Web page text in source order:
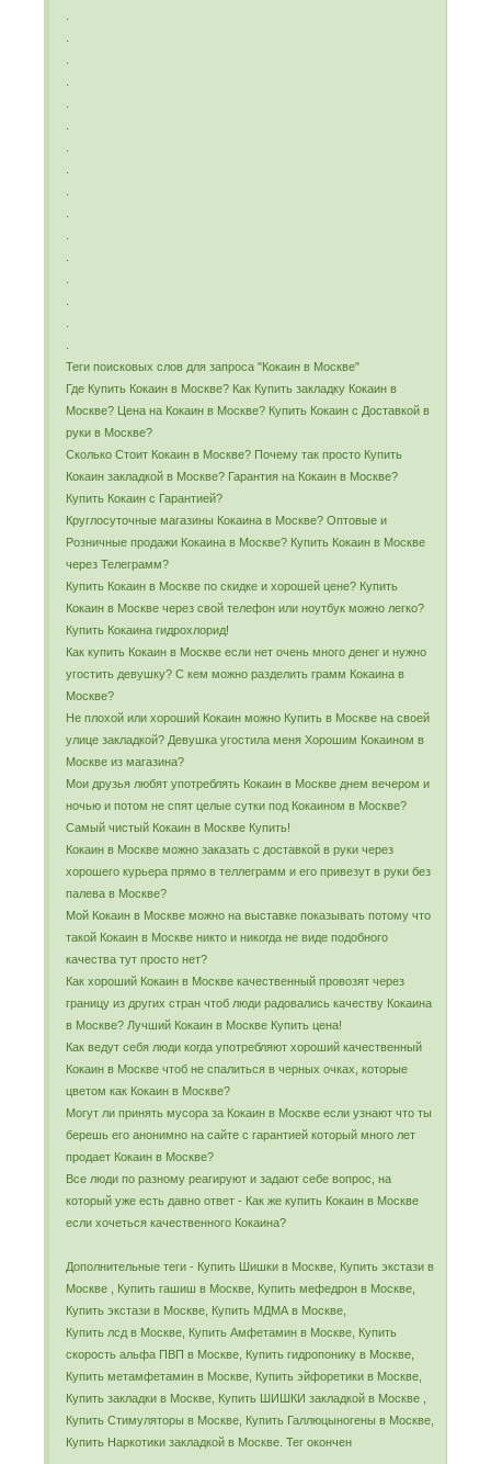
Теги поисковых слов для запроса "Кокаин в Москве"
Где Купить Кокаин в Москве? Как Купить закладку Кокаин в
Москве? Цена на Кокаин в Москве? Купить Кокаин с Доставкой в
руки в Москве?
Сколько Стоит Кокаин в Москве? Почему так просто Купить
Кокаин закладкой в Москве? Гарантия на Кокаин в Москве?
Купить Кокаин с Гарантией?
Круглосуточные магазины Кокаина в Москве? Оптовые и
Розничные продажи Кокаина в Москве? Купить Кокаин в Москве
через Телеграмм?
Купить Кокаин в Москве по скидке и хорошей цене? Купить
Кокаин в Москве через свой телефон или ноутбук можно легко?
Купить Кокаина гидрохлорид!
Как купить Кокаин в Москве если нет очень много денег и нужно
угостить девушку? С кем можно разделить грамм Кокаина в
Москве?
Не плохой или хороший Кокаин можно Купить в Москве на своей
улице закладкой? Девушка угостила меня Хорошим Кокаином в
Москве из магазина?
Мои друзья любят употреблять Кокаин в Москве днем вечером и
ночью и потом не спят целые сутки под Кокаином в Москве?
Самый чистый Кокаин в Москве Купить!
Кокаин в Москве можно заказать с доставкой в руки через
хорошего курьера прямо в теллеграмм и его привезут в руки без
палева в Москве?
Мой Кокаин в Москве можно на выставке показывать потому что
такой Кокаин в Москве никто и никогда не виде подобного
качества тут просто нет?
Как хороший Кокаин в Москве качественный провозят через
границу из других стран чтоб люди радовались качеству Кокаина
в Москве? Лучший Кокаин в Москве Купить цена!
Как ведут себя люди когда употребляют хороший качественный
Кокаин в Москве чтоб не спалиться в черных очках, которые
цветом как Кокаин в Москве?
Могут ли принять мусора за Кокаин в Москве если узнают что ты
берешь его анонимно на сайте с гарантией который много лет
продает Кокаин в Москве?
Все люди по разному реагируют и задают себе вопрос, на
который уже есть давно ответ - Как же купить Кокаин в Москве
если хочеться качественного Кокаина?
Дополнительные теги - Купить Шишки в Москве, Купить экстази в
Москве , Купить гашиш в Москве, Купить мефедрон в Москве,
Купить экстази в Москве, Купить МДМА в Москве,
Купить лсд в Москве, Купить Амфетамин в Москве, Купить
скорость альфа ПВП в Москве, Купить гидропонику в Москве,
Купить метамфетамин в Москве, Купить эйфоретики в Москве,
Купить закладки в Москве, Купить ШИШКИ закладкой в Москве ,
Купить Стимуляторы в Москве, Купить Галлюцыногены в Москве,
Купить Наркотики закладкой в Москве. Тег окончен